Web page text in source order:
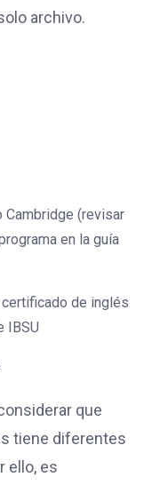
archivo.
Cambridge (revisar
en la guía
de inglés
IBSU
que
tiene diferentes
ello, es